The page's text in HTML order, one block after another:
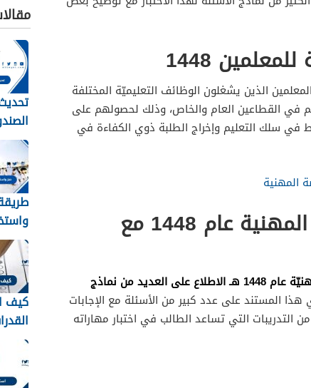
1448
الذين يشغلون الوظائف التعليميّة المختلفة
في القطاعين العام والخاص، وذلك لحصولهم على
في سلك التعليم وإخراج الطلبة ذوي الكفاءة في
المهنية
نموذج اسئلة الرخصة المهنية عام 1448 مع
يمكن للراغبين بتقديم اختبار الرخصة المهنيّة عام 1448 هـ الاطلاع على العديد من نماذج
هذا المستند على عدد كبير من الأسئلة مع الإجابات
التدريبات التي تساعد الطالب في اختبار مهاراته
حج
كيف
1448